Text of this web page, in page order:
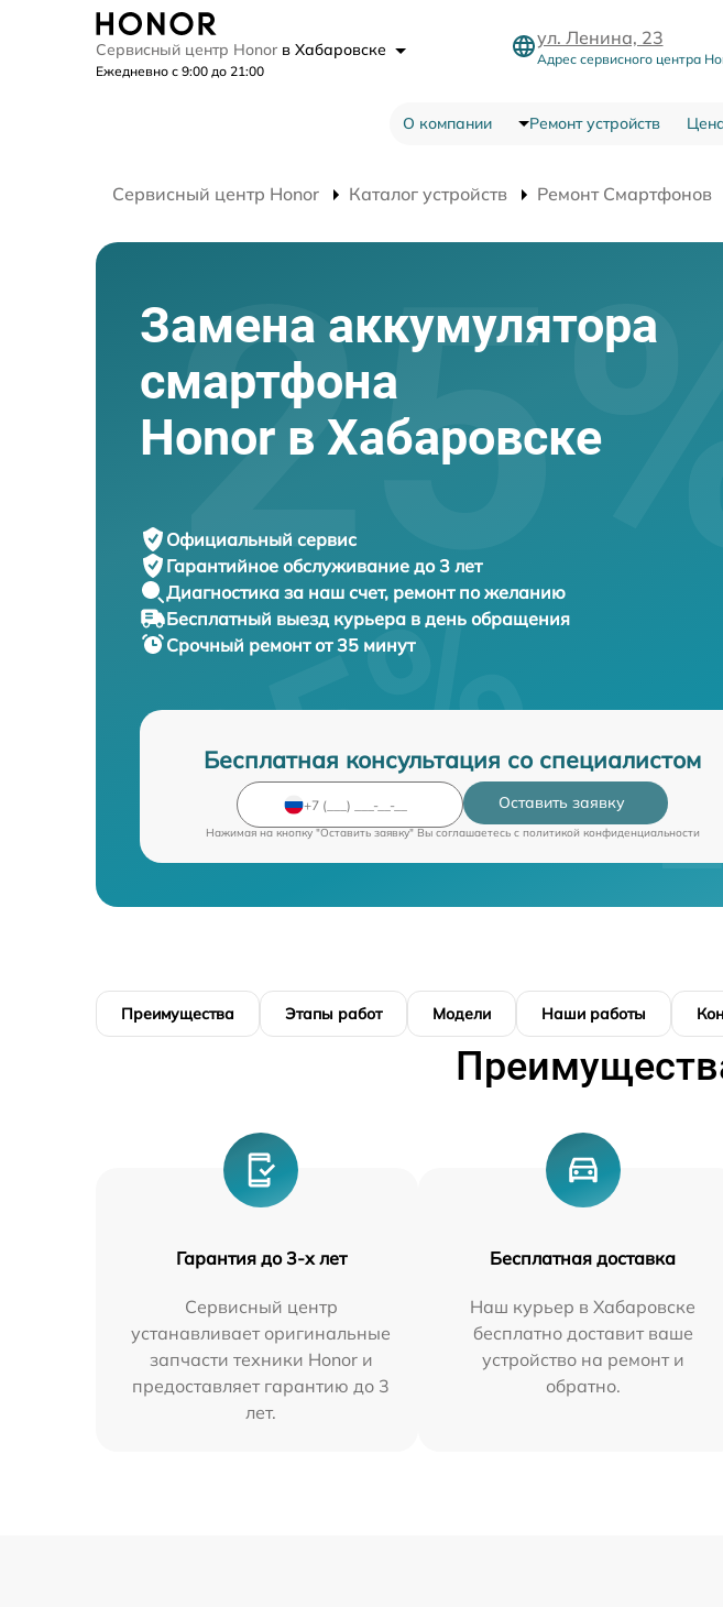
Сервисный центр Honor в Хабаровске
Ежедневно с 9:00 до 21:00
ул. Ленина, 23
Адрес сервисного центра
О компании Ремонт устройств
Сервисный центр Honor Каталог устройств Ремонт Смартфонов
Замена аккумулятора
смартфона
Honor в Хабаровске
Официальный сервис
Гарантийное обслуживание до 3 лет
Диагностика за наш счет, ремонт по желанию
Бесплатный выезд курьера в день обращения
Срочный ремонтот 35 минут
Бесплатная консультация со специалистом
Оставить заявку
Нажимая на кнопку "Оставить заявку" Вы соглашаетесь c политикой конфиденциальности
Преимущества Этапы работ Модели Наши работы
Гарантия до 3-х лет
Сервисный центр
устанавливает оригинальные
запчасти техники Honor и
предоставляет гарантию до 3
лет.
Бесплатная доставка
Наш курьер в Хабаровске
бесплатно доставит ваше
устройство на ремонт и
обратно.